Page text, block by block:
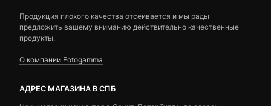
Продукция плохого качества отсеивается и мы рады
предложить вашему вниманию действительно качественные
продукты.
О компании Fotogamma
АДРЕС МАГАЗИНА В СПБ